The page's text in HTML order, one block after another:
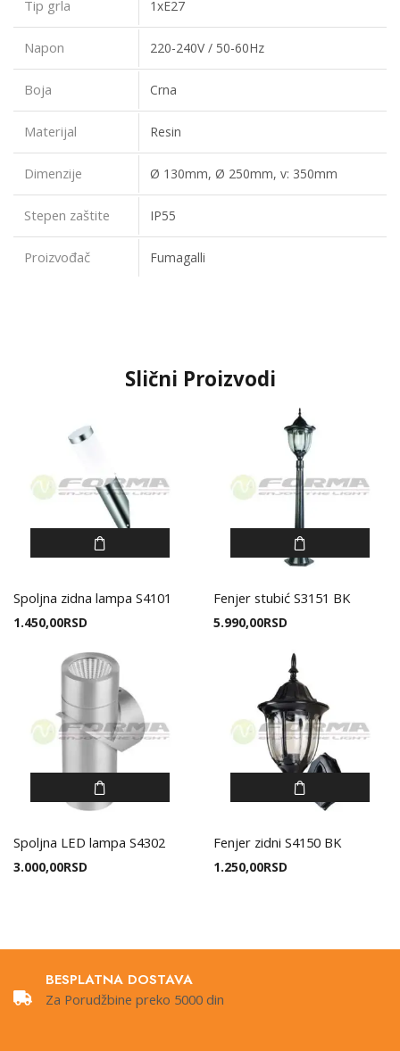
Tip grla 1xE27
Napon 220-240V / 50-60Hz
Boja Crna
Materijal Resin
Dimenzije Ø 130mm, Ø 250mm, v: 350mm
Stepen zaštite IP55
Proizvođač Fumagalli
Slični Proizvodi
Spoljna zidna lampa S4101
1.450,00RSD
Fenjer stubić S3151 BK
5.990,00RSD
Spoljna LED lampa S4302
3.000,00RSD
Fenjer zidni S4150 BK
1.250,00RSD
BESPLATNA DOSTAVA
Za Porudžbine preko 5000 din